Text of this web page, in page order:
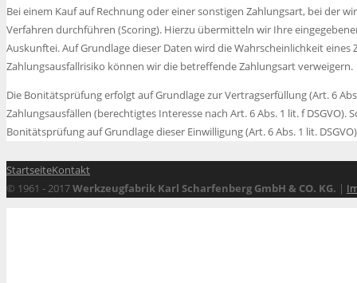
Bei einem Kauf auf Rechnung oder einer sonstigen Zahlungsart, bei der
Verfahren durchführen (Scoring). Hierzu übermitteln wir Ihre
Auskunftei. Auf Grundlage dieser Daten wird die Wahrscheinlichkeit
Zahlungsausfallrisiko können wir die betreffende Zahlungsart verweigern.
Die Bonitätsprüfung erfolgt auf Grundlage zur Vertragserfüllung (Art. 6
Zahlungsausfällen (berechtigtes Interesse nach Art. 6 Abs. 1 lit. f
Bonitätsprüfung auf Grundlage dieser Einwilligung (Art. 6 Abs. 1 lit.
StartseiteKontakt
© 1961 - 2017Werkzeugfabrik Karl Scharfenberg GmbH & CO. KG. |